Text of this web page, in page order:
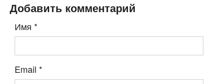
Добавить комментарий
Имя *
Email *